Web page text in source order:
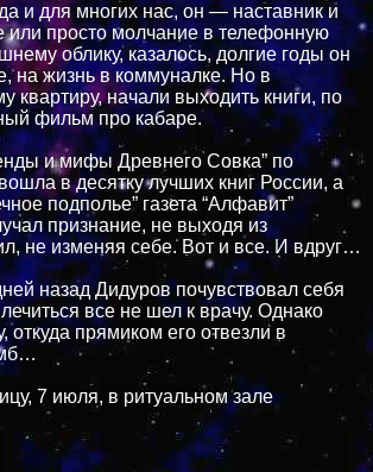
и для многих нас, он — наставник и
просто молчание в телефонную
облику, казалось, долгие годы он
на жизнь в коммуналке. Но в
квартиру, начали выходить книги, по
фильм про кабаре.
и мифы Древнего Совка” по
в десятку лучших книг России, а
подполье” газета “Алфавит”
признание, не выходя из
не изменяя себе. Вот и все. И вдруг…
назад Дидуров почувствовал себя
все не шел к врачу. Однако
откуда прямиком его отвезли в
7 июля, в ритуальном зале